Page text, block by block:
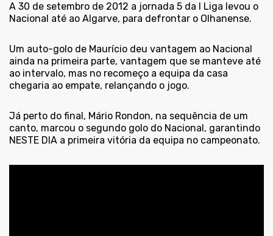
A 30 de setembro de 2012 a jornada 5 da I Liga levou o
Nacional até ao Algarve, para defrontar o Olhanense.
Um auto-golo de Maurício deu vantagem ao Nacional
ainda na primeira parte, vantagem que se manteve até
ao intervalo, mas no recomeço a equipa da casa
chegaria ao empate, relançando o jogo.
Já perto do final, Mário Rondon, na sequência de um
canto, marcou o segundo golo do Nacional, garantindo
NESTE DIA a primeira vitória da equipa no campeonato.